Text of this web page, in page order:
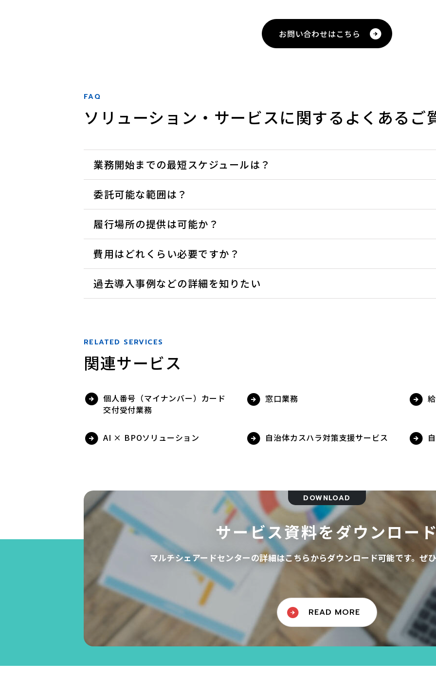
お問い合わせはこちら
FAQ
ソリューション・サービスに関するよくあるご
業務開始までの最短スケジュールは？
委託可能な範囲は？
履行場所の提供は可能か？
費用はどれくらい必要ですか？
過去導入事例などの詳細を知りたい
RELATED SERVICES
関連サービス
個人番号（マイナンバー）カード
交付受付業務
窓口業務
AI × BPOソリューション 自治体カスハラ対策支援サービス
DOWNLOAD
サービス資料をダウンロー
マルチシェアードセンターの詳細はこちらからダウンロード可能です。ぜ
READ MORE